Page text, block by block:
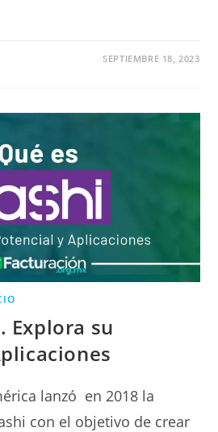
SEPTIEMBRE 18, 2023
Explora su
lanzó en 2018 la
con el objetivo de crear